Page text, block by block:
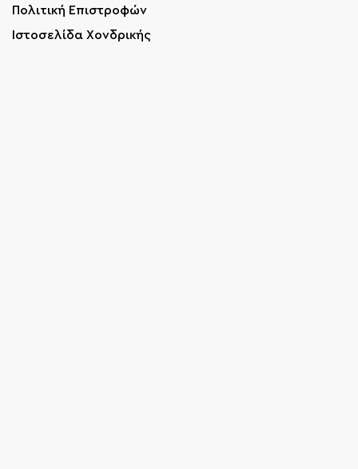
Πολιτική Επιστροφών
Ιστοσελίδα Χονδρικής